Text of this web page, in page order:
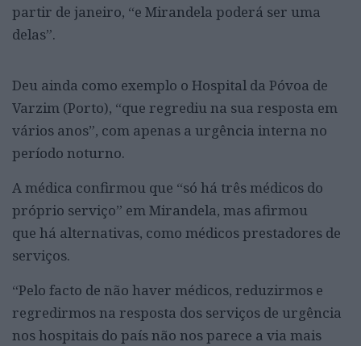
partir de janeiro, “e Mirandela poderá ser uma
delas”.
Deu ainda como exemplo o Hospital da Póvoa de
Varzim (Porto), “que regrediu na sua resposta em
vários anos”, com apenas a urgência interna no
período noturno.
A médica confirmou que “só há três médicos do
próprio serviço” em Mirandela, mas afirmou
que há alternativas, como médicos prestadores de
serviços.
“Pelo facto de não haver médicos, reduzirmos e
regredirmos na resposta dos serviços de urgência
nos hospitais do país não nos parece a via mais